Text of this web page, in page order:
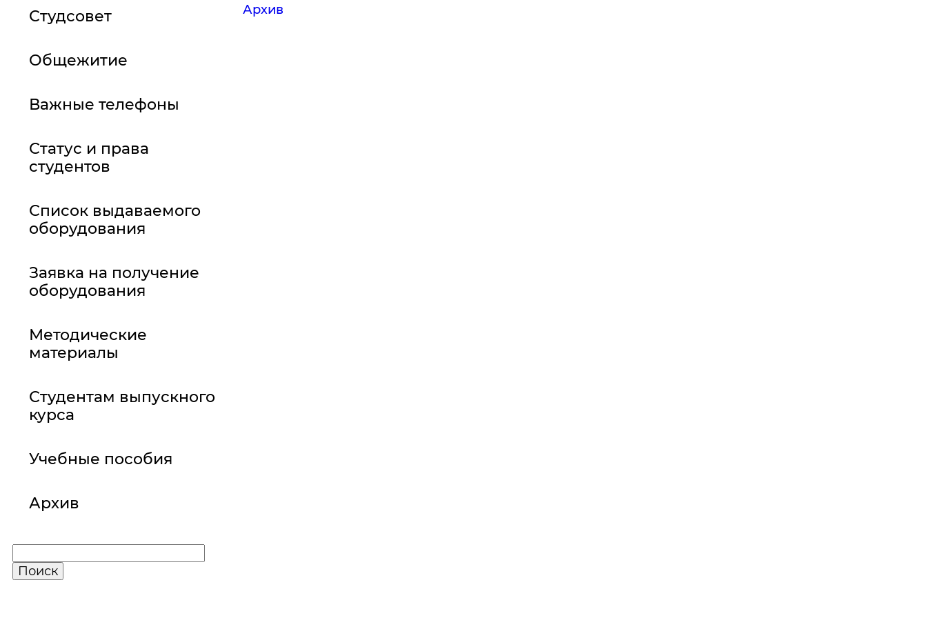
Студсовет
Общежитие
Важные телефоны
Статус и права
студентов
Список выдаваемого
оборудования
Заявка на получение
оборудования
Методические
материалы
Студентам выпускного
курса
Учебные пособия
Архив
Архив